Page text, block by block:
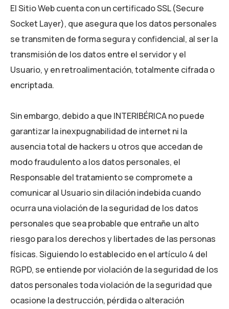
El Sitio Web cuenta con un certificado SSL (Secure
Socket Layer), que asegura que los datos personales
se transmiten de forma segura y confidencial, al ser la
transmisión de los datos entre el servidor y el
Usuario, y en retroalimentación, totalmente cifrada o
encriptada.
Sin embargo, debido a que INTERIBÉRICAno puede
garantizar la inexpugnabilidad de internet ni la
ausencia total de hackers u otros que accedan de
modo fraudulento a los datos personales, el
Responsable del tratamiento se compromete a
comunicar al Usuario sin dilación indebida cuando
ocurra una violación de la seguridad de los datos
personales que sea probable que entrañe un alto
riesgo para los derechos y libertades de las personas
físicas. Siguiendo lo establecido en el artículo 4 del
RGPD, se entiende por violación de la seguridad de los
datos personales toda violación de la seguridad que
ocasione la destrucción, pérdida o alteración